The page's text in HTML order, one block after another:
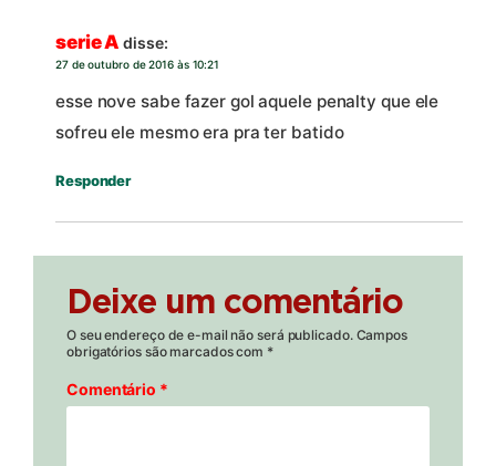
serie A disse:
27 de outubro de 2016 às 10:21
esse nove sabe fazer gol aquele penalty que ele
sofreu ele mesmo era pra ter batido
Responder
Deixe um comentário
O seu endereço de e-mail não será publicado. Campos
obrigatórios são marcados com *
Comentário *